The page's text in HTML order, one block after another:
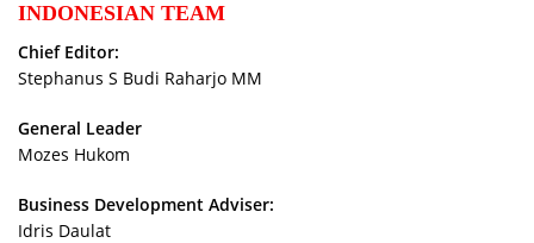
INDONESIAN TEAM
Chief Editor:
Stephanus S Budi Raharjo MM
General Leader
Mozes Hukom
Business Development Adviser:
Idris Daulat